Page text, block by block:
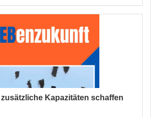
zusätzliche Kapazitäten schaffen